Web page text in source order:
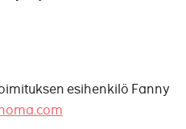
esihenkilö Fanny